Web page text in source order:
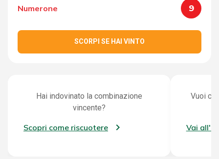
Numerone 9
SCORPI SE HAI VINTO
Hai indovinato la combinazione
vincente?
Scopri come riscuotere
Vuoi
Vai